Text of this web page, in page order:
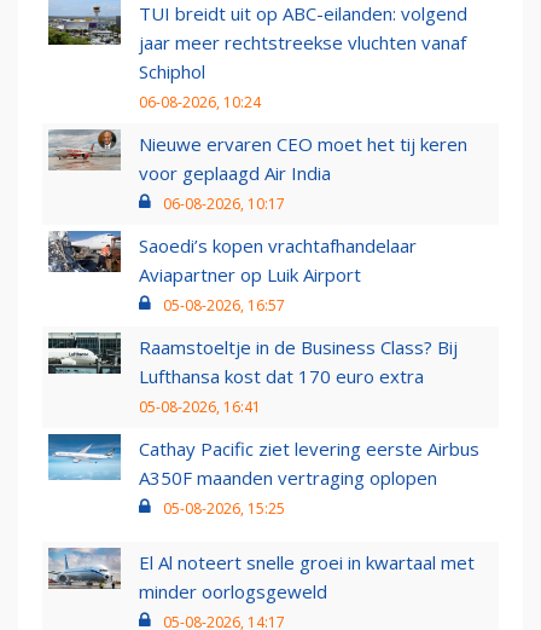
TUI breidt uit op ABC-eilanden: volgend
jaar meer rechtstreekse vluchten vanaf
Schiphol
06-08-2026, 10:24
Nieuwe ervaren CEO moet het tij keren
voor geplaagd Air India
06-08-2026, 10:17
Saoedi’s kopen vrachtafhandelaar
Aviapartner op Luik Airport
05-08-2026, 16:57
Raamstoeltje in de Business Class? Bij
Lufthansa kost dat 170 euro extra
05-08-2026, 16:41
Cathay Pacific ziet levering eerste Airbus
A350F maanden vertraging oplopen
05-08-2026, 15:25
El Al noteert snelle groei in kwartaal met
minder oorlogsgeweld
05-08-2026, 14:17